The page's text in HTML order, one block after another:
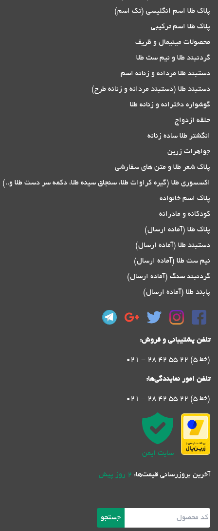
پلاک طلا اسم انگلیسی (تک اسم)
پلاک طلا اسم ترکیبی
محصولات مینیمال و ظریف
گردنبند طلا و نیم ست طلا
دستبند طلا مردانه و زنانه اسم
دستبند طلا (دستبند مردانه و زنانه طرح)
گوشواره دخترانه و زنانه طلا
حلقه ازدواج
انگشتر طلا ساده زنانه
جواهرات زرین
پلاک شعر طلا و متن های سفارشی
اکسسوری طلا (گیره کراوات طلا، سنجاق سینه طلا، دکمه سر دست طلا و..)
پلاک اسم خانواده
کودکانه و مادرانه
پلاک طلا (آماده ارسال)
دستبند طلا (آماده ارسال)
نیم ست طلا (آماده ارسال)
گردنبند سنگ (آماده ارسال)
پابند طلا (آماده ارسال)
تلفن پشتیبانی و فروش:
021 - 28 42 55 22 (5 خط)
تلفن امور نمایندگی‌ها:
021 - 28 42 55 22 (5 خط)
سایت ایمن
آخرین بروزرسانی قیمت‌ها: 2 روز پیش
جستجو